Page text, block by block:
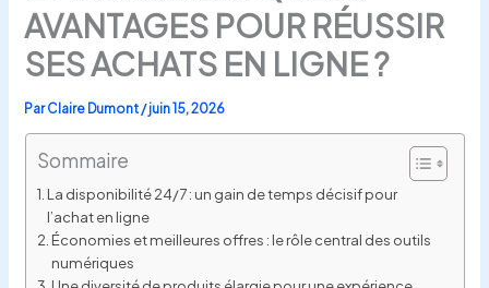
AVANTAGES POUR RÉUSSIR
SES ACHATS EN LIGNE ?
ParClaire Dumont /juin 15, 2026
Sommaire
La disponibilité 24/7 : un gain de temps décisif pour
l’achat en ligne
Économies et meilleures offres : le rôle central des outils
numériques